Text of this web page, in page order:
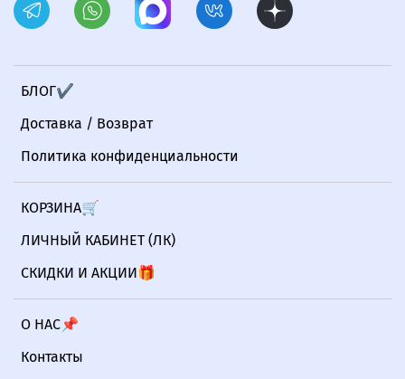
БЛОГ✔
Доставка / Возврат
Политика конфиденциальности
КОРЗИНА🛒
ЛИЧНЫЙ КАБИНЕТ (ЛК)
СКИДКИ И АКЦИИ🎁
О НАС📌
Контакты